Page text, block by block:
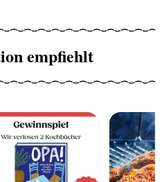
empfiehlt